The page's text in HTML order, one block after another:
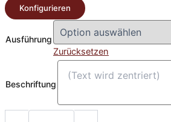
Konfigurieren
Ausführung
Zurücksetzen
Beschriftung
Lerneule